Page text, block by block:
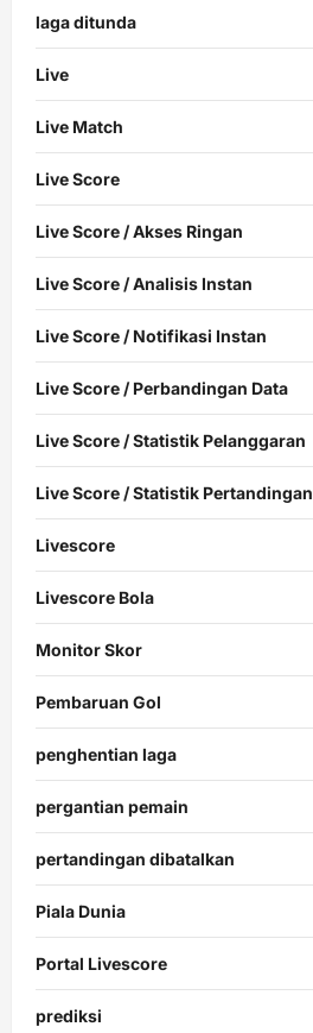
laga ditunda
Live
Live Match
Live Score
Live Score / Akses Ringan
Live Score / Analisis Instan
Live Score / Notifikasi Instan
Live Score / Perbandingan Data
Live Score / Statistik Pelanggaran
Live Score / Statistik Pertandingan
Livescore
Livescore Bola
Monitor Skor
Pembaruan Gol
penghentian laga
pergantian pemain
pertandingan dibatalkan
Piala Dunia
Portal Livescore
prediksi